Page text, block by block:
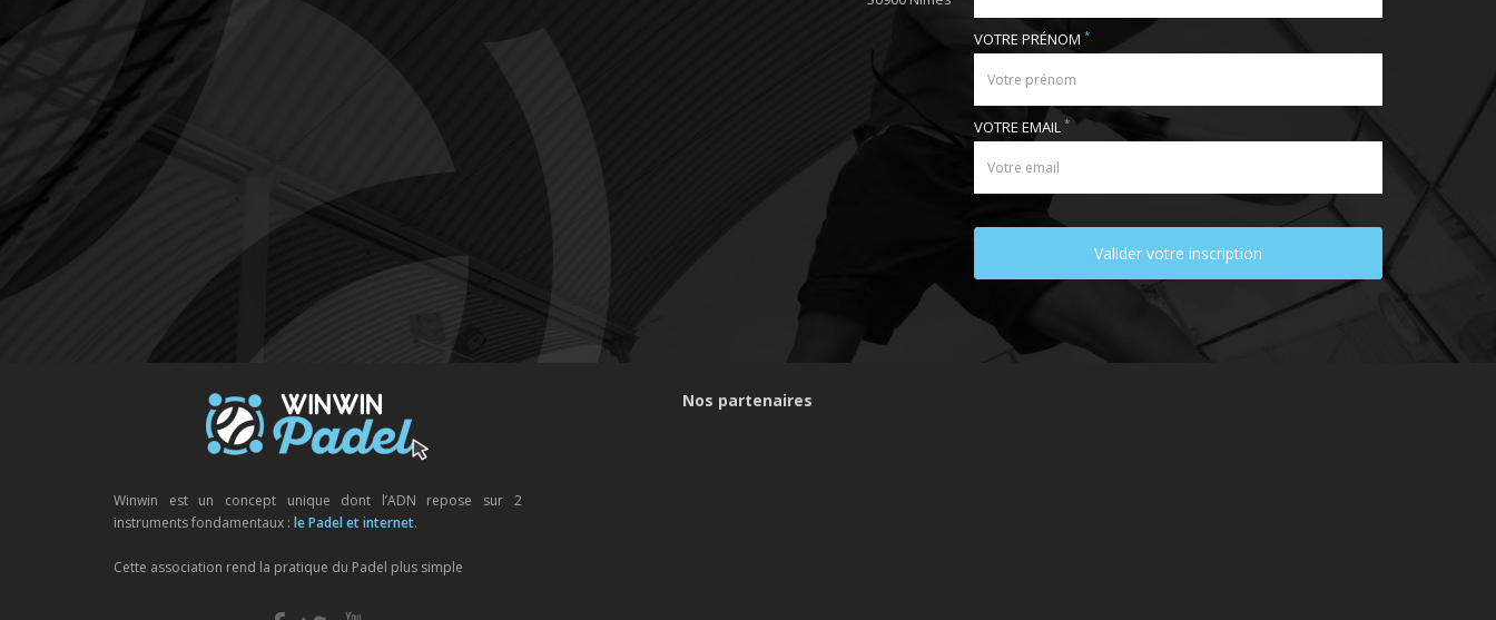
VOTRE PRÉNOM*
VOTRE EMAIL*
Valider votre inscription
Winwin est un concept unique dont l’ADN repose sur 2
instruments fondamentaux : le Padel et internet.
Cette association rend la pratique du Padel plus simple
Nos partenaires